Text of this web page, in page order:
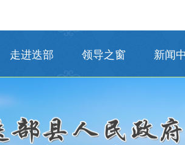
走进迭部 领导之窗 新闻